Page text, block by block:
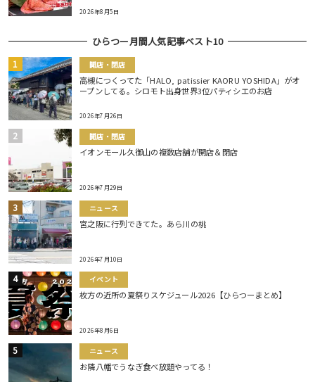
2026年8月5日
ひらつー月間人気記事ベスト10
開店・閉店
高槻につくってた「HALO, patissier KAORU YOSHIDA」がオ
ープンしてる。シロモト出身世界3位パティシエのお店
2026年7月26日
開店・閉店
イオンモール久御山の複数店舗が開店＆閉店
2026年7月29日
ニュース
宮之阪に行列できてた。あら川の桃
2026年7月10日
イベント
枚方の近所の夏祭りスケジュール2026【ひらつーまとめ】
2026年8月6日
ニュース
お隣八幡でうなぎ食べ放題やってる！